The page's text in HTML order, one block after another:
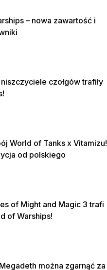
– nowa zawartość i
czołgów trafiły
World of Tanks x Vitamizu!
od polskiego
of Might and Magic 3 trafi
of Warships!
można zgarnąć za